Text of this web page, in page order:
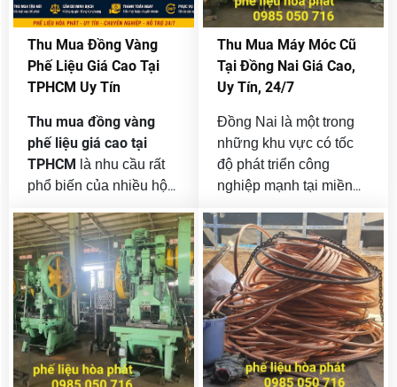
nhanh gọn, định giá
minh bạch và hỗ trợ thu
mua tận nơi trên toàn
thành phố.
Thu Mua Đồng Vàng
Phế Liệu Giá Cao Tại
TPHCM Uy Tín
Thu mua đồng vàng
phế liệu giá cao tại
TPHCM
là nhu cầu rất
phổ biến của nhiều hộ
công trình xây dựng,
nhà máy sản xuất, cửa
hàng điện nước và các
đơn vị thanh lý vật tư
cũ. Đồng vàng tuy
không có giá trị cao
bằng đồng đỏ nhưng lại
là loại phế liệu kim loại
Thu Mua Máy Móc Cũ
Tại Đồng Nai Giá Cao,
Uy Tín, 24/7
Đồng Nai là một trong
những khu vực có tốc
độ phát triển công
nghiệp mạnh tại miền
xưởng sản xuất, công ty
cơ khí, xí nghiệp chế
biến, kho bãi và khu
công nghiệp hoạt động
liên tục mỗi ngày. Chính
vì vậy, sau một thời gian
sử dụng, nhu cầuthanh
lý máy móc cũ, dây